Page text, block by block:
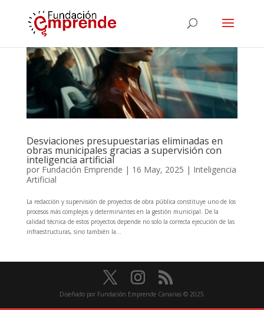
Desviaciones presupuestarias eliminadas en
obras municipales gracias a supervisión con
inteligencia artificial
por Fundación Emprende | 16 May, 2025 | Inteligencia
Artificial
La redacción y supervisión de proyectos de obra pública constituye uno de los
procesos más complejos y determinantes en la gestión municipal. De la
calidad técnica de estos proyectos depende no solo la correcta ejecución de las
infraestructuras, sino también la...
Diseñado por Fundación Emprende Canarias © 2025